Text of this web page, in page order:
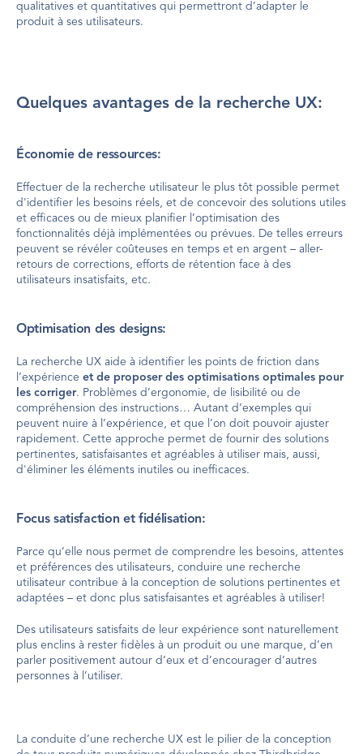
qualitatives et quantitatives qui permettront d’adapter le
produit à ses utilisateurs.
Quelques avantages de la recherche UX:
Économie de ressources:
Effectuer de la recherche utilisateur le plus tôt possible permet
d'identifier les besoins réels, et de concevoir des solutions utiles
et efficaces ou de mieux planifier l’optimisation des
fonctionnalités déjà implémentées ou prévues. De telles erreurs
peuvent se révéler coûteuses en temps et en argent – aller-
retours de corrections, efforts de rétention face à des
utilisateurs insatisfaits, etc.
Optimisation des designs:
La recherche UX aide à identifier les points de friction dans
l’expérience et de proposer des optimisations optimales pour
les corriger. Problèmes d’ergonomie, de lisibilité ou de
compréhension des instructions… Autant d’exemples qui
peuvent nuire à l’expérience, et que l’on doit pouvoir ajuster
rapidement. Cette approche permet de fournir des solutions
pertinentes, satisfaisantes et agréables à utiliser mais, aussi,
d'éliminer les éléments inutiles ou inefficaces.
Focus satisfaction et fidélisation:
Parce qu’elle nous permet de comprendre les besoins, attentes
et préférences des utilisateurs, conduire une recherche
utilisateur contribue à la conception de solutions pertinentes et
adaptées – et donc plus satisfaisantes et agréables à utiliser!
Des utilisateurs satisfaits de leur expérience sont naturellement
plus enclins à rester fidèles à un produit ou une marque, d’en
parler positivement autour d’eux et d’encourager d’autres
personnes à l’utiliser.
La conduite d’une recherche UX est le pilier de la conception